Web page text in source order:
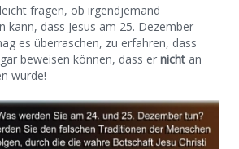
fragen, ob irgendjemand
kann, dass Jesus am 25. Dezember
es überraschen, zu erfahren, dass
beweisen können, dass er nicht an
wurde!